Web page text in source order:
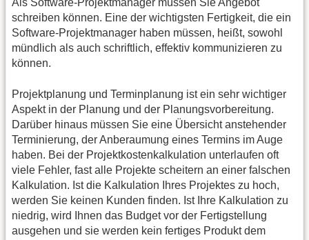
Als Software-Projektmanager müssen Sie Angebot
schreiben können. Eine der wichtigsten Fertigkeit, die ein
Software-Projektmanager haben müssen, heißt, sowohl
mündlich als auch schriftlich, effektiv kommunizieren zu
können.
Projektplanung und Terminplanung ist ein sehr wichtiger
Aspekt in der Planung und der Planungsvorbereitung.
Darüber hinaus müssen Sie eine Übersicht anstehender
Terminierung, der Anberaumung eines Termins im Auge
haben. Bei der Projektkostenkalkulation unterlaufen oft
viele Fehler, fast alle Projekte scheitern an einer falschen
Kalkulation. Ist die Kalkulation Ihres Projektes zu hoch,
werden Sie keinen Kunden finden. Ist Ihre Kalkulation zu
niedrig, wird Ihnen das Budget vor der Fertigstellung
ausgehen und sie werden kein fertiges Produkt dem